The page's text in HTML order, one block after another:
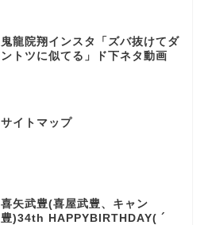
鬼龍院翔インスタ「ズバ抜けてダ
ントツに似てる」ド下ネタ動画
サイトマップ
喜矢武豊(喜屋武豊、キャン
豊)34th HAPPYBIRTHDAY( ´